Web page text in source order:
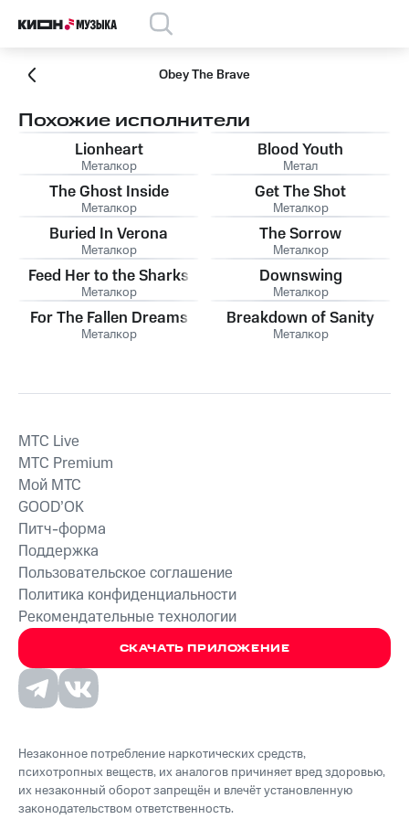
Obey The Brave
Похожие исполнители
Lionheart
Металкор
Blood Youth
Метал
The Ghost Inside
Металкор
Get The Shot
Металкор
Buried In Verona
Металкор
The Sorrow
Металкор
Feed Her to the Sharks
Металкор
Downswing
Металкор
For The Fallen Dreams
Металкор
Breakdown of Sanity
Металкор
СКАЧАТЬ ПРИЛОЖЕНИЕ
MTС Live
MTС Premium
Мой МТС
GOOD’OK
Питч-форма
Поддержка
Пользовательское соглашение
Политика конфиденциальности
Рекомендательные технологии
Незаконное потребление наркотических средств,
психотропных веществ, их аналогов причиняет вред здоровью,
их незаконный оборот запрещён и влечёт установленную
законодательством ответственность.